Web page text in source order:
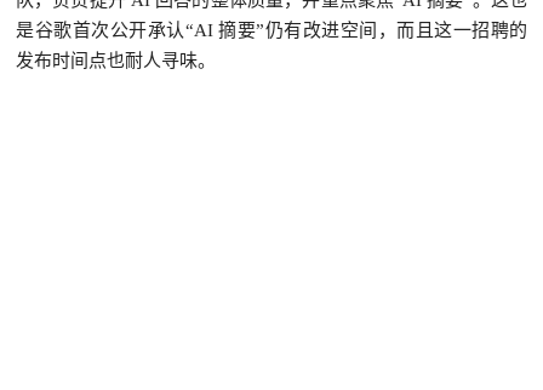
是谷歌首次公开承认“AI 摘要”仍有改进空间，而且这一招聘的
发布时间点也耐人寻味。